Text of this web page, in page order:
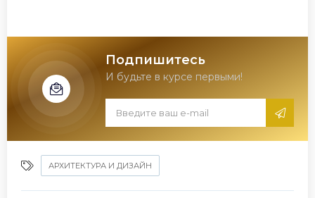
Подпишитесь
И будьте в курсе первыми!
АРХИТЕКТУРА И ДИЗАЙН